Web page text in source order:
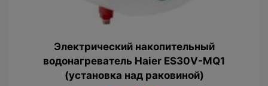
Электрический накопительный
водонагреватель Haier ES30V-MQ1
(установка над раковиной)